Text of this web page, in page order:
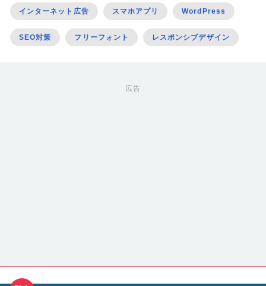
インターネット広告 スマホアプリ WordPress
SEO対策 フリーフォント レスポンシブデザイン
広告